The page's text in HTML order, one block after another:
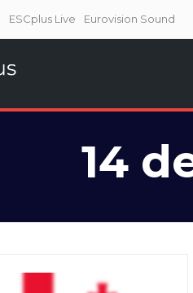
ESCplus Live Eurovision Sound
14